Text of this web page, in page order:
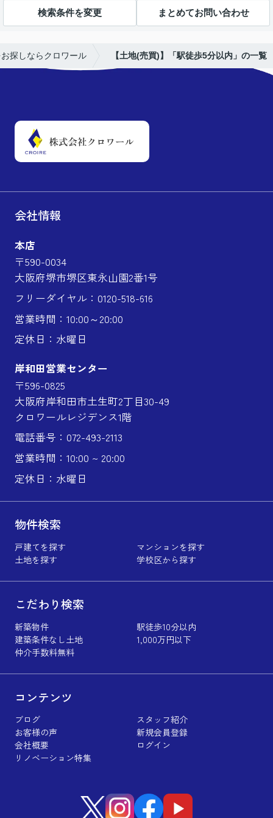
検索条件を変更 まとめてお問い合わせ
探しならクロワール 【土地(売買)】「駅徒歩5分以内」の一覧
会社情報
本店
〒590-0034
大阪府堺市堺区東永山園2番1号
フリーダイヤル：0120-518-616
営業時間：10:00～20:00
定休日：水曜日
岸和田営業センター
〒596-0825
大阪府岸和田市土生町2丁目30-49
クロワールレジデンス1階
電話番号：072-493-2113
営業時間：10:00 ~ 20:00
定休日：水曜日
物件検索
戸建てを探す
マンションを探す
土地を探す
学校区から探す
こだわり検索
新築物件
駅徒歩10分以内
建築条件なし土地
1,000万円以下
仲介手数料無料
コンテンツ
ブログ
スタッフ紹介
お客様の声
新規会員登録
会社概要
ログイン
リノベーション特集